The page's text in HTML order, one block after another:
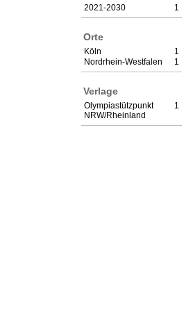
1
2021-2030
Orte
1
Köln
1
Nordrhein-Westfalen
Verlage
1
Olympiastützpunkt
NRW/Rheinland